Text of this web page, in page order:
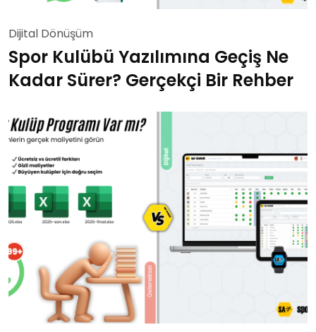
Dijital Dönüşüm
Spor Kulübü Yazılımına Geçiş Ne
Kadar Sürer? Gerçekçi Bir Rehber